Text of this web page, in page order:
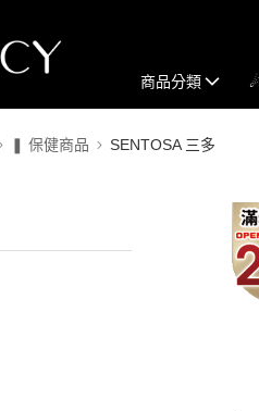
商品分類
❚ 保健商品 SENTOSA 三多